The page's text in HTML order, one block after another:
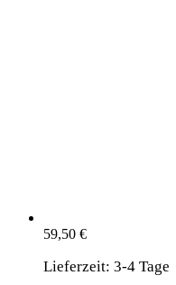
59,50 €
Lieferzeit: 3-4 Tage